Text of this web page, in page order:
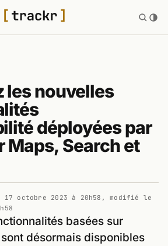
les nouvelles
déployées par
Maps, Search et
17 octobre 2023 à 20h58 , modifié le
basées sur
désormais disponibles